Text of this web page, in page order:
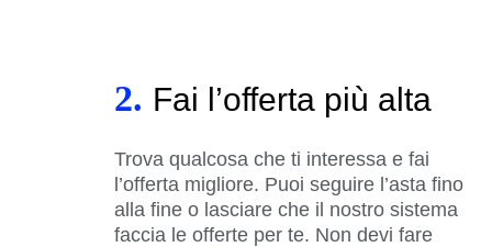
2. Fai l’offerta più alta
Trova qualcosa che ti interessa e fai
l’offerta migliore. Puoi seguire l’asta fino
alla fine o lasciare che il nostro sistema
faccia le offerte per te. Non devi fare